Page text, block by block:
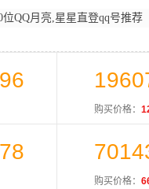
位QQ月亮,星星直登qq号推荐
购买价格：
购买价格：